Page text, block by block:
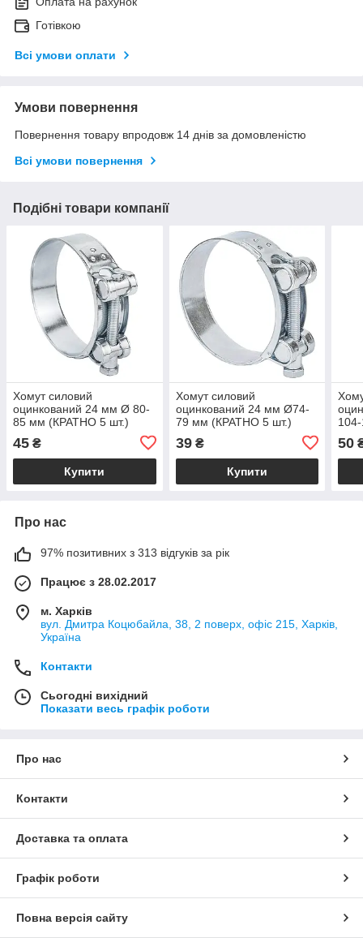
Готівкою
Всі умови оплати
Умови повернення
Повернення товару впродовж 14 днів за домовленістю
Всі умови повернення
Подібні товари компанії
Хомут силовий
оцинкований 24 мм Ø 80-
85 мм (КРАТНО 5 шт.)
45 ₴
Купити
Хомут силовий
оцинкований 24 мм Ø74-
79 мм (КРАТНО 5 шт.)
39₴
Купити
50
Про нас
97% позитивних з 313 відгуків за рік
Працює з 28.02.2017
м. Харків
вул. Дмитра Коцюбайла, 38, 2 поверх, офіс 215, Харків,
Україна
Контакти
Сьогодні вихідний
Показати весь графік роботи
Про нас
Контакти
Доставка та оплата
Графік роботи
Повна версія сайту